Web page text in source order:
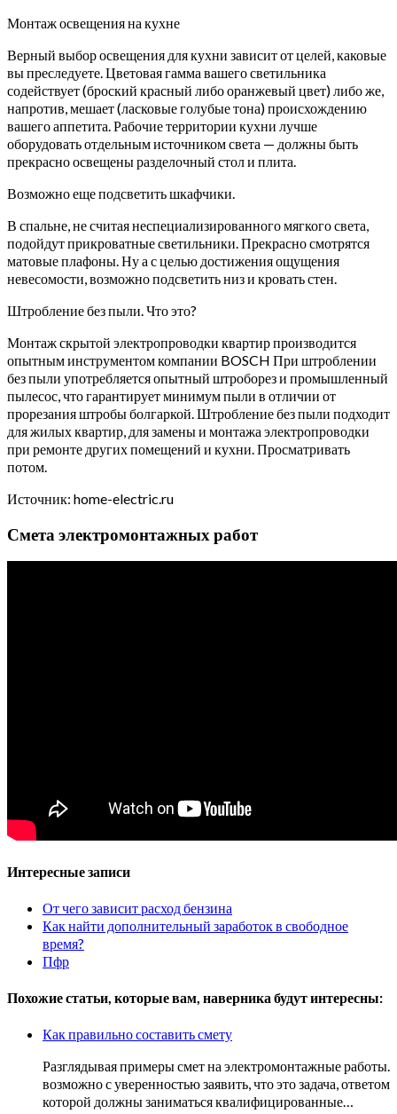
Монтаж освещения на кухне
Верный выбор освещения для кухни зависит от целей, каковые
вы преследуете. Цветовая гамма вашего светильника
содействует (броский красный либо оранжевый цвет) либо же,
напротив, мешает (ласковые голубые тона) происхождению
вашего аппетита. Рабочие территории кухни лучше
оборудовать отдельным источником света — должны быть
прекрасно освещены разделочный стол и плита.
Возможно еще подсветить шкафчики.
В спальне, не считая неспециализированного мягкого света,
подойдут прикроватные светильники. Прекрасно смотрятся
матовые плафоны. Ну а с целью достижения ощущения
невесомости, возможно подсветить низ и кровать стен.
Штробление без пыли. Что это?
Монтаж скрытой электропроводки квартир производится
опытным инструментом компании BOSCH При штроблении
без пыли употребляется опытный штроборез и промышленный
пылесос, что гарантирует минимум пыли в отличии от
прорезания штробы болгаркой. Штробление без пыли подходит
для жилых квартир, для замены и монтажа электропроводки
при ремонте других помещений и кухни. Просматривать
потом.
Источник: home-electric.ru
Смета электромонтажных работ
Интересные записи
От чего зависит расход бензина
Как найти дополнительный заработок в свободное
время?
Пфр
Похожие статьи, которые вам, наверника будут интересны:
Как правильно составить смету
Разглядывая примеры смет на электромонтажные работы.
возможно с уверенностью заявить, что это задача, ответом
которой должны заниматься квалифицированные…